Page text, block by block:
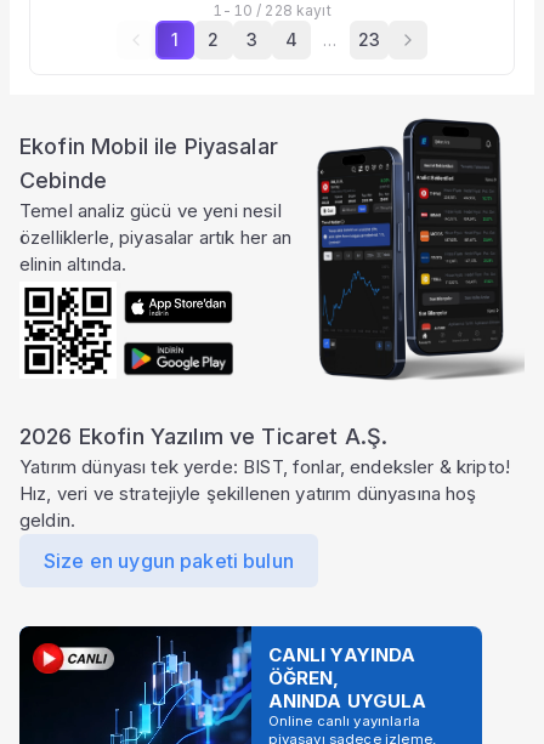
1 - 10 / 228 kayıt
1 2 3 4 … 23
Ekofin Mobil ile Piyasalar
Cebinde
Temel analiz gücü ve yeni nesil
özelliklerle, piyasalar artık her an
elinin altında.
2026 Ekofin Yazılım ve Ticaret A.Ş.
Yatırım dünyası tek yerde: BIST, fonlar, endeksler & kripto!
Hız, veri ve stratejiyle şekillenen yatırım dünyasına hoş
geldin.
Size en uygun paketi bulun
CANLI YAYINDA
ÖĞREN,
ANINDA UYGULA
Online canlı yayınlarla
piyasayı sadece izleme,